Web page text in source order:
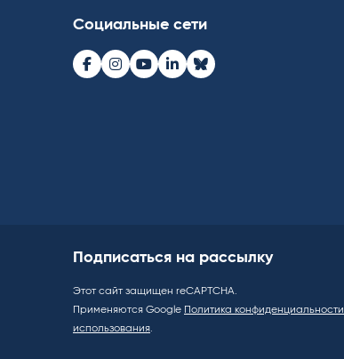
Социальные сети
Facebook
Instagram
Youtube
LinkedInBluesky
Подписаться на рассылку
Этот сайт защищен reCAPTCHA.
Применяются Google Политика конфиденциальности
использования.